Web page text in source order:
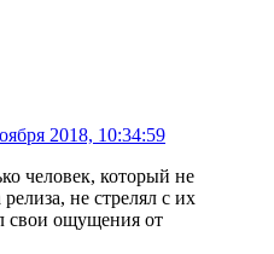
2018, 10:34:59
человек, который не
не стрелял с их
свои ощущения от